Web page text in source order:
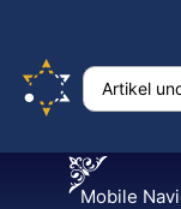
Mobile